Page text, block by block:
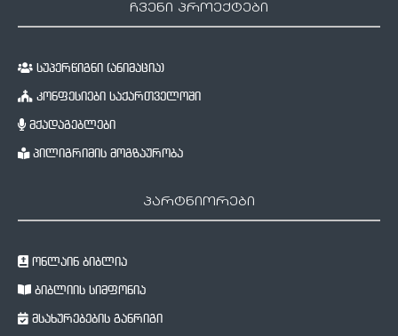
ჩვენი პროექტები
სუპერწიგნი (ანიმაცია)
კონფესიები საქართველოში
მქადაგებლები
პილიგრიმის მოგზაურობა
პარტნიორები
ონლაინ ბიბლია
ბიბლიის სიმფონია
მსახურებების განრიგი